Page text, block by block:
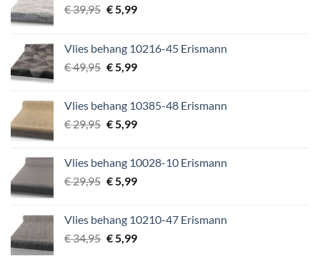
€39,95 Oorspronkelijke
€ 39,95.
€5,99Huidige
€ 5,99.
Vlies behang 10216-45 Erismann
€49,95 Oorspronkelijke
€ 49,95.
€5,99Huidige
€ 5,99.
Vlies behang 10385-48 Erismann
€29,95 Oorspronkelijke
€ 29,95.
€5,99Huidige
€ 5,99.
Vlies behang 10028-10 Erismann
€29,95 Oorspronkelijke
€ 29,95.
€5,99Huidige
€ 5,99.
Vlies behang 10210-47 Erismann
€34,95 Oorspronkelijke
€5,99Huidige